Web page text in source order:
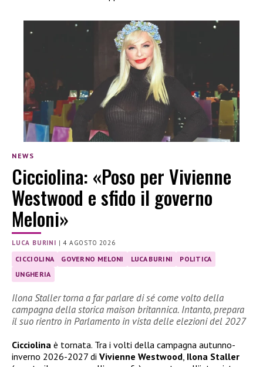
NEWS
Cicciolina: «Poso per Vivienne
Westwood e sfido il governo
Meloni»
LUCA BURINI |4 AGOSTO 2026
CICCIOLINA GOVERNO MELONI LUCA BURINI
POLITICA
UNGHERIA
Ilona Staller torna a far parlare di sé come volto della
campagna della storica maison britannica. Intanto, prepara
il suo rientro in Parlamento in vista delle elezioni del 2027
Cicciolina è tornata. Tra i volti della campagna autunno-
inverno 2026-2027 di Vivienne Westwood, Ilona Staller